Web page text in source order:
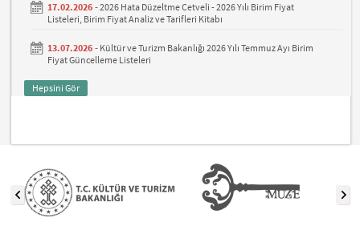
17.02.2026 -2026 Hata Düzeltme Cetveli - 2026 Yılı Birim Fiyat
Listeleri, Birim Fiyat Analiz ve Tarifleri Kitabı
13.07.2026 - Kültür ve Turizm Bakanlığı 2026 Yılı Temmuz Ayı Birim
Fiyat Güncelleme Listeleri
Hepsini Gör